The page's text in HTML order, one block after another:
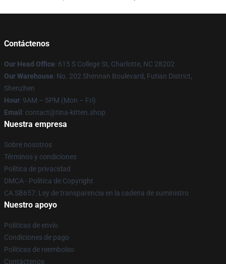
Contáctenos
Our Head Office: 615 S College St, Charlotte, NC 28202
Our Warehouse: No. 202 Shennan Boulevard, Futian District,
Shenzhen
Hour: 9AM – 5PM (Mon – Fri)
Email : contact@tina-kitten.shop
Nuestra empresa
Sobre nosotros
Términos y condiciones
Política de privacidad
DMCA - Política de Copyright
CA SB657: Ley de transparencia en la cadena de suministro
Nuestro apoyo
Políticas de envío
Condiciones de pago
Políticas de reembolso
Contáctenos